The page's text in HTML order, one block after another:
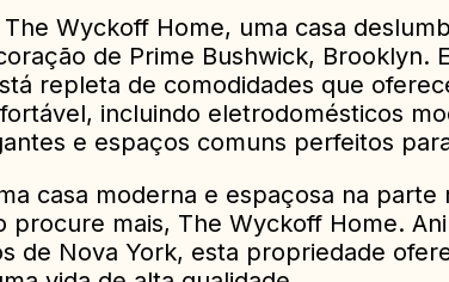
Wyckoff Home, uma casa
de Prime Bushwick, Brooklyn.
repleta de comodidades que
incluindo eletrodomésticos
e espaços comuns perfeitos
casa moderna e espaçosa na parte
procure mais, The Wyckoff Home.
de Nova York, esta propriedade